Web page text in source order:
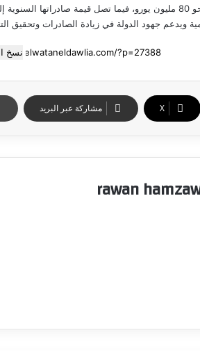
ويدعم جهود الدولة في زيادة الصادرات وتحقيق
نسخ
‫X مشاركة عبر البريد
rawan